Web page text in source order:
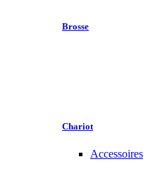
Brosse
Chariot
Accessoires